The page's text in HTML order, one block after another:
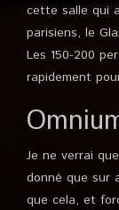
cette salle qui
parisiens, le
Les 150-200
rapidement
Je ne verrai
donné que sur
que cela, et